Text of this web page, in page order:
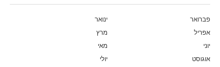
ינואר
פברואר
מרץ
אפריל
מאי
יוני
יולי
אוגוסט